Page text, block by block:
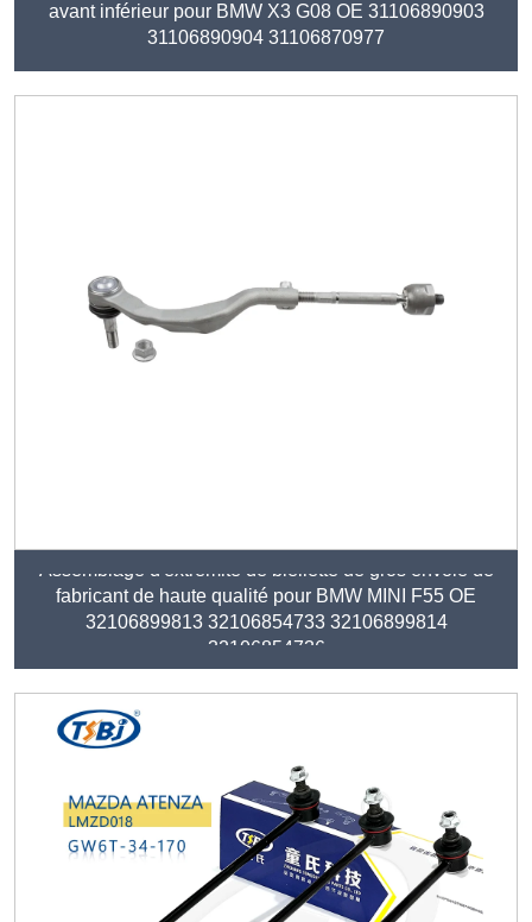
avant inférieur pour BMW X3 G08 OE 31106890903
31106890904 31106870977
Assemblage d'extrémité de biellette de gros envoie de
fabricant de haute qualité pour BMW MINI F55 OE
32106899813 32106854733 32106899814
32106854736